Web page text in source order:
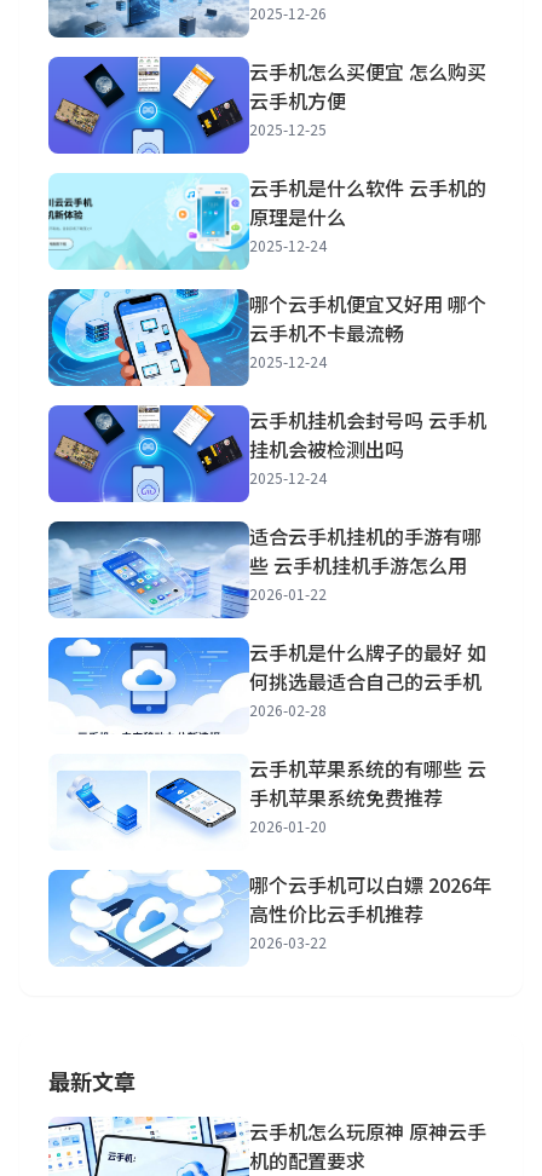
2025-12-26
云手机怎么买便宜 怎么购买
云手机方便
2025-12-25
云手机是什么软件 云手机的
原理是什么
2025-12-24
哪个云手机便宜又好用 哪个
云手机不卡最流畅
2025-12-24
云手机挂机会封号吗 云手机
挂机会被检测出吗
2025-12-24
适合云手机挂机的手游有哪
些 云手机挂机手游怎么用
2026-01-22
云手机是什么牌子的最好 如
何挑选最适合自己的云手机
2026-02-28
云手机苹果系统的有哪些 云
手机苹果系统免费推荐
2026-01-20
哪个云手机可以白嫖 2026年
高性价比云手机推荐
2026-03-22
最新文章
云手机怎么玩原神 原神云手
机的配置要求